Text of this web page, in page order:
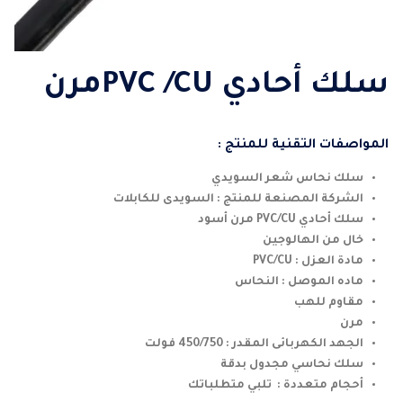
سلك أحادي PVC /CUمرن
المواصفات التقنية للمنتج :
سلك نحاس شعر السويدي
الشركة المصنعة للمنتج : السويدى للكابلات
سلك أحادي PVC/CU مرن أسود
خال من الهالوجين
مادة العزل : PVC/CU
ماده الموصل : النحاس
مقاوم للهب
مرن
الجهد الكهربائى المقدر : 450/750 فولت
سلك نحاسي مجدول بدقة
أحجام متعددة : تلبي متطلباتك